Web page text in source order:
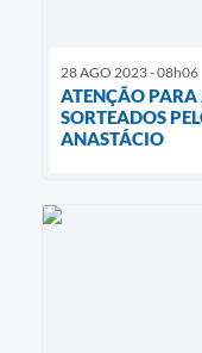
28 AGO 2023 - 08h06
ATENÇÃO PARA
SORTEADOS
ANASTÁCIO